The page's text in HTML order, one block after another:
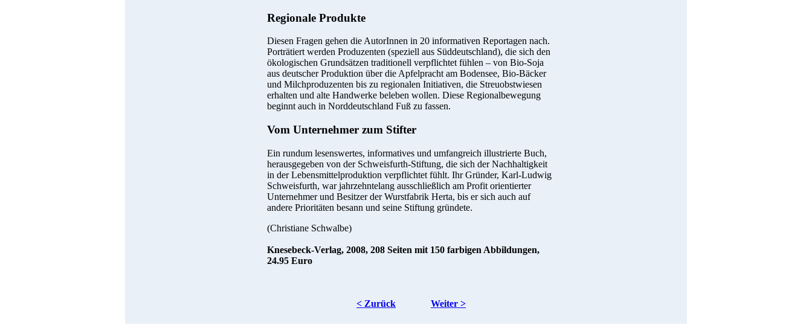
Regionale Produkte
Diesen Fragen gehen die AutorInnen in 20 informativen Reportagen nach.
Porträtiert werden Produzenten (speziell aus Süddeutschland), die sich den
ökologischen Grundsätzen traditionell verpflichtet fühlen – von Bio-Soja
aus deutscher Produktion über die Apfelpracht am Bodensee, Bio-Bäcker
und Milchproduzenten bis zu regionalen Initiativen, die Streuobstwiesen
erhalten und alte Handwerke beleben wollen. Diese Regionalbewegung
beginnt auch in Norddeutschland Fuß zu fassen.
Vom Unternehmer zum Stifter
Ein rundum lesenswertes, informatives und umfangreich illustrierte Buch,
herausgegeben von der Schweisfurth-Stiftung, die sich der Nachhaltigkeit
in der Lebensmittelproduktion verpflichtet fühlt. Ihr Gründer, Karl-Ludwig
Schweisfurth, war jahrzehntelang ausschließlich am Profit orientierter
Unternehmer und Besitzer der Wurstfabrik Herta, bis er sich auch auf
andere Prioritäten besann und seine Stiftung gründete.
(Christiane Schwalbe)
Knesebeck-Verlag, 2008, 208 Seiten mit 150 farbigen Abbildungen,
24.95 Euro
< Zurück Weiter >